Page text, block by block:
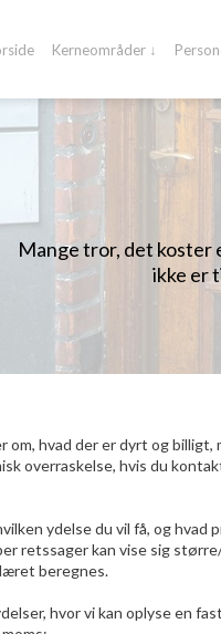
Kerneområder ↓
Mange tror, det koster
ikke er
hvad der er dyrt og billigt,
overraskelse, hvis du
ydelse du vil få, og hvad
retssager kan vise sig
beregnes.
hvor vi kan oplyse en